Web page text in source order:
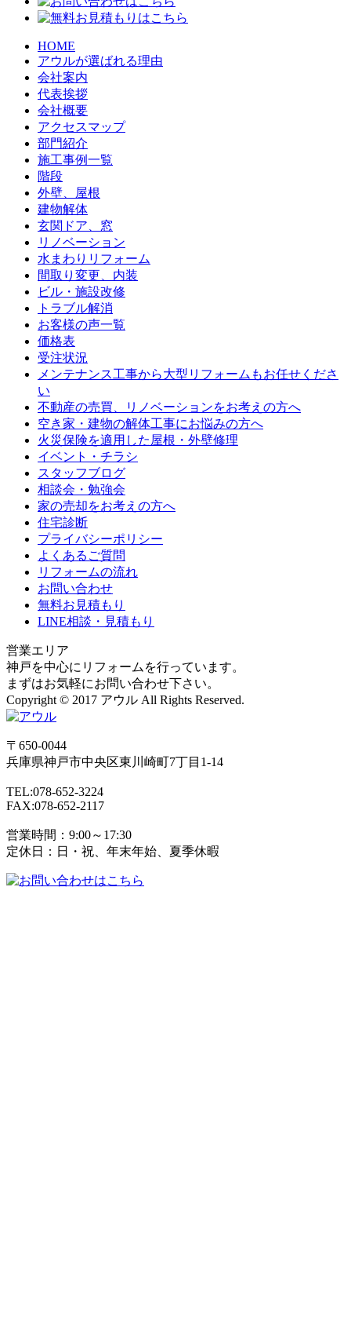
HOME
アウルが選ばれる理由
会社案内
代表挨拶
会社概要
アクセスマップ
部門紹介
施工事例一覧
階段
外壁、屋根
建物解体
玄関ドア、窓
リノベーション
水まわりリフォーム
間取り変更、内装
ビル・施設改修
トラブル解消
お客様の声一覧
価格表
受注状況
メンテナンス工事から大型リフォームもお任せくださ
い
不動産の売買、リノベーションをお考えの方へ
空き家・建物の解体工事にお悩みの方へ
火災保険を適用した屋根・外壁修理
イベント・チラシ
スタッフブログ
相談会・勉強会
家の売却をお考えの方へ
住宅診断
プライバシーポリシー
よくあるご質問
リフォームの流れ
お問い合わせ
無料お見積もり
LINE相談・見積もり
営業エリア
神戸を中心にリフォームを行っています。
まずはお気軽にお問い合わせ下さい。
Copyright © 2017 アウル All Rights Reserved.
〒650-0044
兵庫県神戸市中央区東川崎町7丁目1-14
TEL:078-652-3224
FAX:078-652-2117
営業時間：9:00～17:30
定休日：日・祝、年末年始、夏季休暇